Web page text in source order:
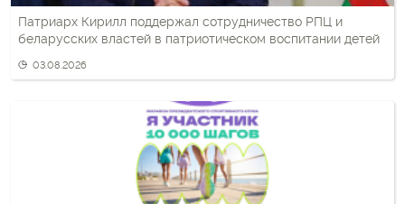
Патриарх Кирилл поддержал сотрудничество РПЦ и
беларусских властей в патриотическом воспитании детей
03.08.2026